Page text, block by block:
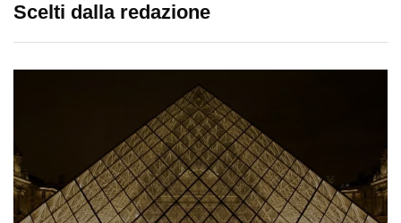
Scelti dalla redazione